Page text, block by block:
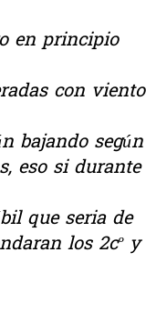
en principio
con viento
bajando según
eso si durante
que seria de
los 2cº y